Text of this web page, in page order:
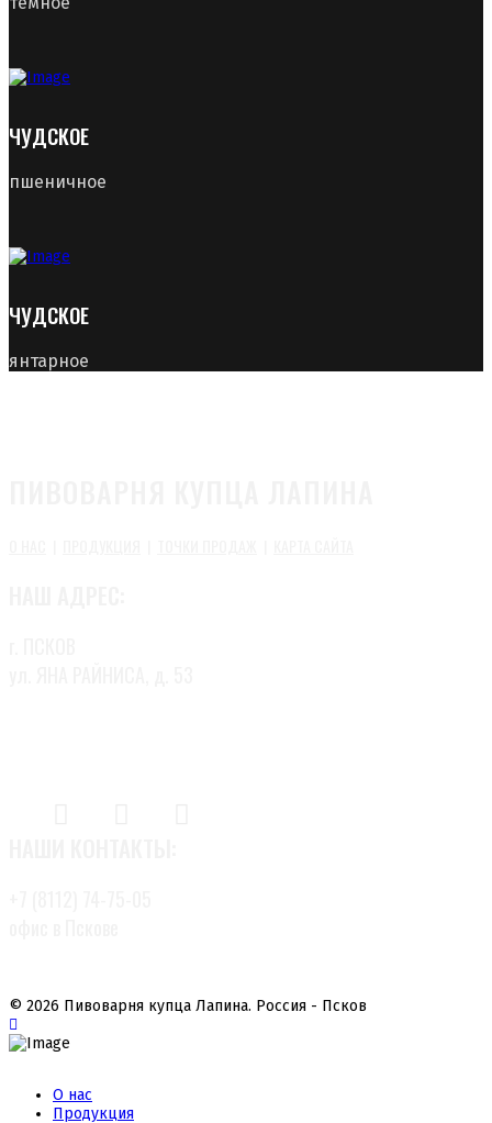
ЧУДСКОЕ
пшеничное
ЧУДСКОЕ
янтарное
© 2026 Пивоварня купца Лапина. Россия - Псков
О нас
Продукция